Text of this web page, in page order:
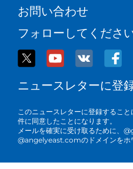
お問い合わせ
フォローしてくださ
ニュースレターに登
このニュースレターに登録すること
件に同意したことになります。
メールを確実に受け取るために、
@angelyeast.comのドメインをホ